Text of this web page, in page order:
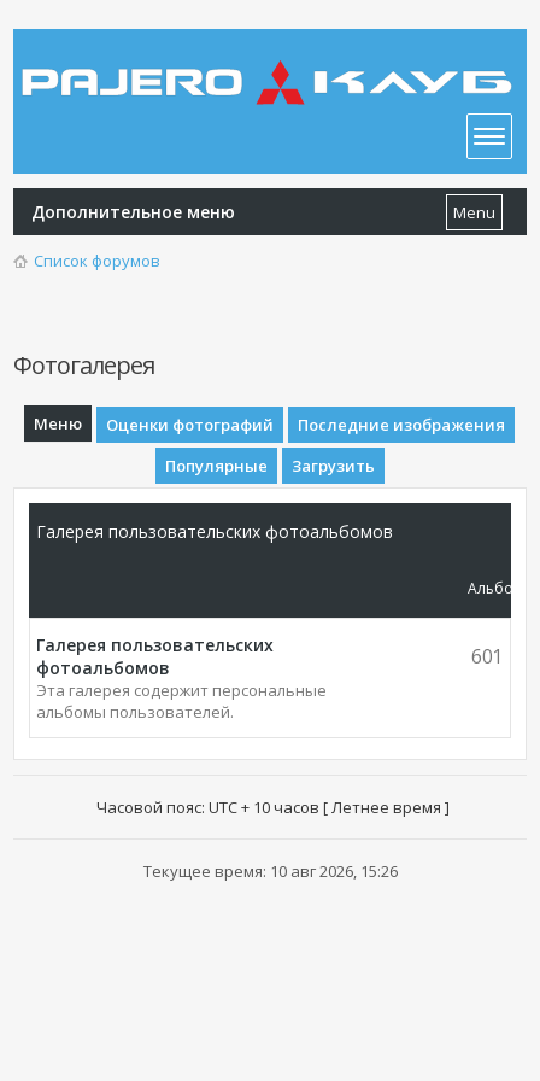
Дополнительное меню Menu
Список форумов
Фотогалерея
Меню Оценки фотографий
Последние изображения
Популярные
Загрузить
Галерея пользовательских фотоальбомов
Альбомы
Галерея пользовательских
фотоальбомов
Эта галерея содержит персональные
альбомы пользователей.
601
Часовой пояс: UTC + 10 часов [ Летнее время ]
Текущее время: 10 авг 2026, 15:26